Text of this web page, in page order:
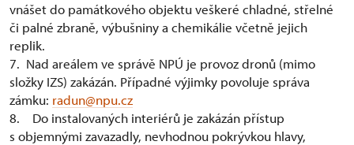
vnášet do památkového objektu veškeré chladné, střelné
či palné zbraně, výbušniny a chemikálie včetně jejich
replik.
7. Nad areálem ve správě NPÚ je provoz dronů (mimo
složky IZS) zakázán. Případné výjimky povoluje správa
zámku: radun@npu.cz
8. Do instalovaných interiérů je zakázán přístup
s objemnými zavazadly, nevhodnou pokrývkou hlavy,